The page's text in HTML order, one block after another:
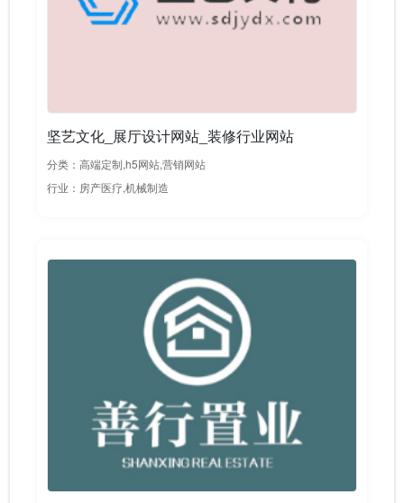
坚艺文化_展厅设计网站_装修行业网站
分类：高端定制,h5网站,营销网站
行业：房产医疗,机械制造